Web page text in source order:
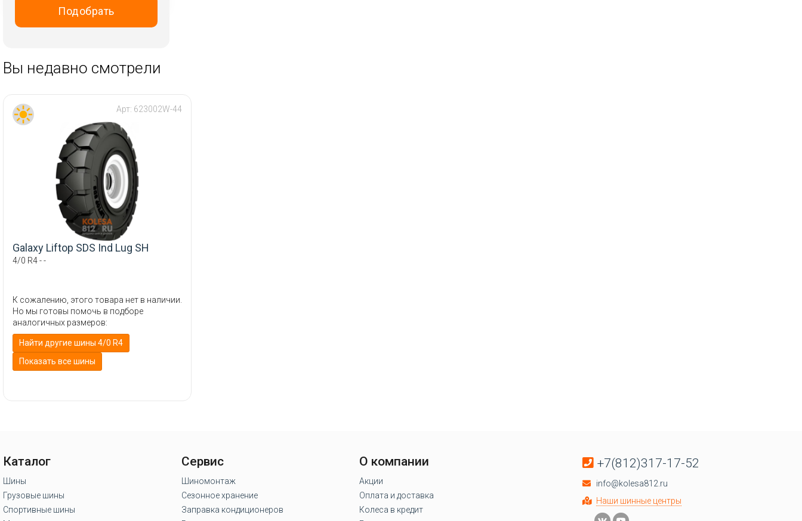
Kapsen
Laufenn
Nexen
Nokian Tyres
Ovation
Pirelli
ROADX
Roadcruza
Sailun
Tracmax
Triangle
Viatti
WestLake
Подобрать
Вы недавно смотрели
Арт: 623002W-44
Galaxy Liftop SDS Ind Lug SH
4/0 R4 - -
К сожалению, этого товара нет в наличии.
Но мы готовы помочь в подборе
аналогичных размеров:
Найти другие шины 4/0 R4
Показать все шины
Каталог
Шины
Грузовые шины
Спортивные шины
Сервис
Шиномонтаж
Сезонное хранение
Заправка кондиционеров
О компании
Акции
Оплата и доставка
Колеса в кредит
+7(812)317-17-52
info@kolesa812.ru
Наши шинные центры